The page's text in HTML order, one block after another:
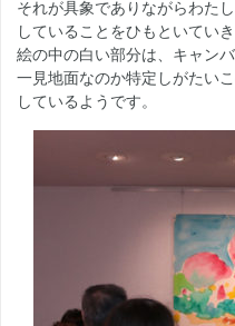
それが具象でありながらわた
していることをひもといていき
絵の中の白い部分は、キャン
一見地面なのか特定しがたい
しているようです。